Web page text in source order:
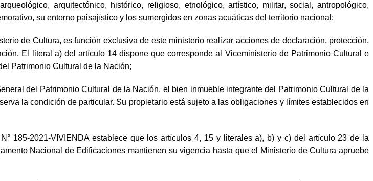
arquitectónico, histórico, religioso, etnológico, artístico, militar, social, antropológico,
su entorno paisajístico y los sumergidos en zonas acuáticas del territorio nacional;
de Cultura, es función exclusiva de este ministerio realizar acciones de declaración, protección,
El literal a) del artículo 14 dispone que corresponde al Viceministerio de Patrimonio Cultural e
Patrimonio Cultural de la Nación;
del Patrimonio Cultural de la Nación, el bien inmueble integrante del Patrimonio Cultural de la
la condición de particular. Su propietario está sujeto a las obligaciones y límites establecidos en
185-2021-VIVIENDA establece que los artículos 4, 15 y literales a), b) y c) del artículo 23 de la
Nacional de Edificaciones mantienen su vigencia hasta que el Ministerio de Cultura apruebe